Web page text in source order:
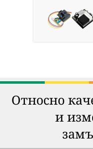
Относно
и